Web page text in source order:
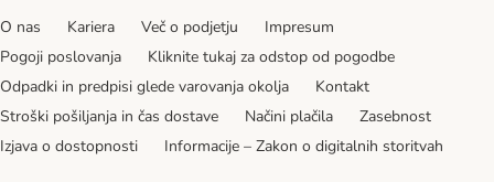
O nas Kariera Več o podjetju
Impresum
Pogoji poslovanja
Kliknite tukaj za odstop od pogodbe
Odpadki in predpisi glede varovanja okolja
Kontakt
Stroški pošiljanja in čas dostave
Načini plačila
Zasebnost
Izjava o dostopnosti
Informacije – Zakon o digitalnih storitvah